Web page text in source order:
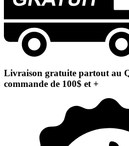
Livraison gratuite partout au
commande de 100$ et +